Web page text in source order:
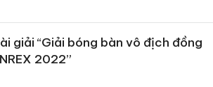
giải “Giải bóng bàn vô địch đồng
2022”